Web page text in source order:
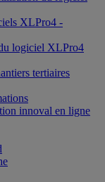
XLPro4 -
logiciel XLPro4
tertiaires
innoval en ligne